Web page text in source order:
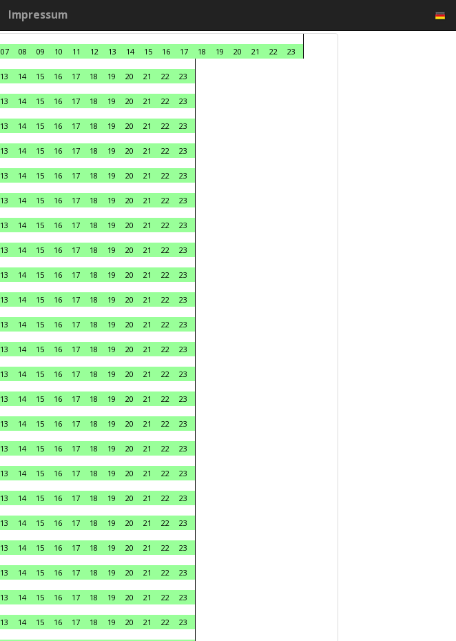
Impressum
07 08 09 10 11 12 13 14 15 16 17 18 19 20 21 22
23
13 14 15 16 17 18 19 20 21 22
23
13 14 15 16 17 18 19 20 21 22
23
13 14 15 16 17 18 19 20 21 22
23
13 14 15 16 17 18 19 20 21 22
23
13 14 15 16 17 18 19 20 21 22
23
13 14 15 16 17 18 19 20 21 22
23
13 14 15 16 17 18 19 20 21 22
23
13 14 15 16 17 18 19 20 21 22
23
13 14 15 16 17 18 19 20 21 22
23
13 14 15 16 17 18 19 20 21 22
23
13 14 15 16 17 18 19 20 21 22
23
13 14 15 16 17 18 19 20 21 22
23
13 14 15 16 17 18 19 20 21 22
23
13 14 15 16 17 18 19 20 21 22
23
13 14 15 16 17 18 19 20 21 22
23
13 14 15 16 17 18 19 20 21 22
23
13 14 15 16 17 18 19 20 21 22
23
13 14 15 16 17 18 19 20 21 22
23
13 14 15 16 17 18 19 20 21 22
23
13 14 15 16 17 18 19 20 21 22
23
13 14 15 16 17 18 19 20 21 22
23
13 14 15 16 17 18 19 20 21 22
23
13 14 15 16 17 18 19 20 21 22
23